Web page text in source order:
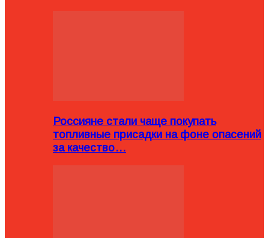
Россияне стали чаще покупать
топливные присадки на фоне опасений
за качество…